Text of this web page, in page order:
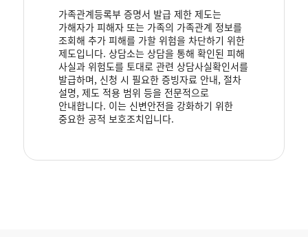
가족관계등록부 증명서 발급 제한 제도는
가해자가 피해자 또는 가족의 가족관계 정보를
조회해 추가 피해를 가할 위험을 차단하기 위한
제도입니다. 상담소는 상담을 통해 확인된 피해
사실과 위험도를 토대로 관련 상담사실확인서를
발급하며, 신청 시 필요한 증빙자료 안내, 절차
설명, 제도 적용 범위 등을 전문적으로
안내합니다. 이는 신변안전을 강화하기 위한
중요한 공적 보호조치입니다.